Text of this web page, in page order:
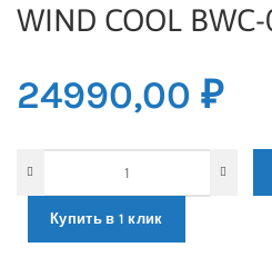
WIND COOL
24990,00 ₽
Купить в 1 клик